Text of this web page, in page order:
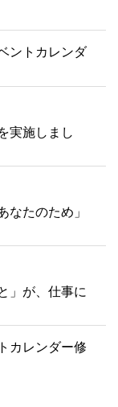
ントカレンダ
実施しまし
なたのため」
」が、仕事に
カレンダー修